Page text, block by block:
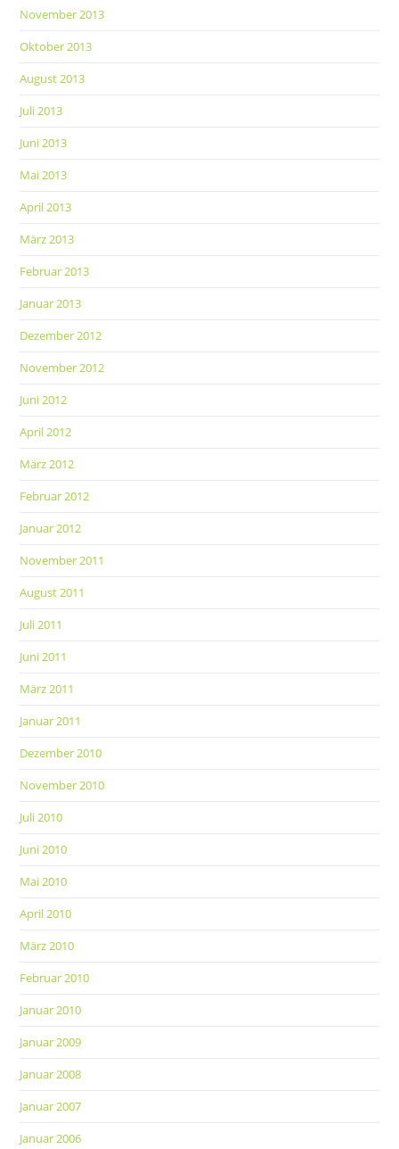
November 2013
Oktober 2013
August 2013
Juli 2013
Juni 2013
Mai 2013
April 2013
März 2013
Februar 2013
Januar 2013
Dezember 2012
November 2012
Juni 2012
April 2012
März 2012
Februar 2012
Januar 2012
November 2011
August 2011
Juli 2011
Juni 2011
März 2011
Januar 2011
Dezember 2010
November 2010
Juli 2010
Juni 2010
Mai 2010
April 2010
März 2010
Februar 2010
Januar 2010
Januar 2009
Januar 2008
Januar 2007
Januar 2006